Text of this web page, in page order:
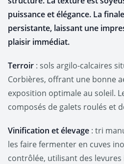
puissance et élégance. La
persistante, laissant une
plaisir immédiat.
Terroir : sols argilo-calcaires
Corbières, offrant une bonne
exposition optimale au soleil.
composés de galets roulés et
Vinification et élevage : tri
les faire fermenter en cuves
contrôlée, utilisant des levures